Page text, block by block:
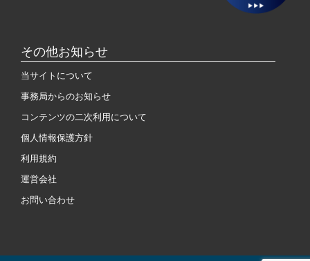
その他お知らせ
当サイトについて
事務局からのお知らせ
コンテンツの二次利用について
個人情報保護方針
利用規約
運営会社
お問い合わせ